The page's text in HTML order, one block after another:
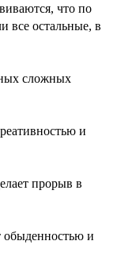
что по
все остальные, в
сложных
и
прорыв в
обыденностью и